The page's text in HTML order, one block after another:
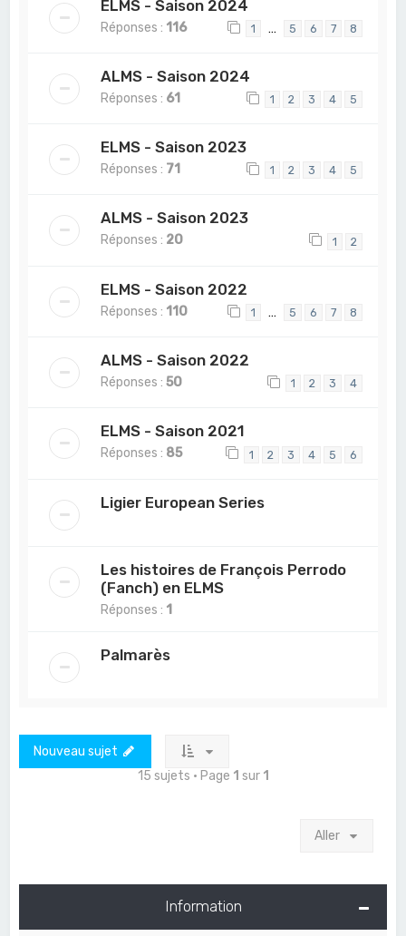
ELMS - Saison 2024
Réponses : 116 1 … 5 6 7 8
ALMS - Saison 2024
Réponses : 61 1 2 3 4 5
ELMS - Saison 2023
Réponses : 71 1 2 3 4 5
ALMS - Saison 2023
Réponses : 20 1 2
ELMS - Saison 2022
Réponses : 110 1 … 5 6 7 8
ALMS - Saison 2022
Réponses :50 1 2 3 4
ELMS - Saison 2021
Réponses : 85 1 2 3 4 5 6
Ligier European Series
Les histoires de François Perrodo
(Fanch) en ELMS
Réponses : 1
Palmarès
Nouveau sujet
15 sujets • Page 1 sur 1
Aller
Information